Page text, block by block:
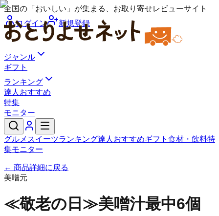
全国の「おいしい」が集まる、お取り寄せレビューサイト
ログイン
新規登録
ジャンル
ギフト
ランキング
達人おすすめ
特集
モニター
グルメ スイーツランキング達人おすすめギフト 食材・飲料特
集モニター
← 商品詳細に戻る
美噌元
≪敬老の日≫美噌汁最中6個